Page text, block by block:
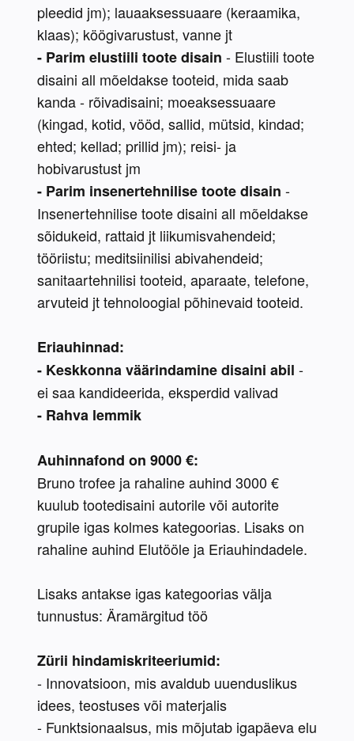
pleedid jm); lauaaksessuaare (keraamika,
klaas); köögivarustust, vanne jt
- Parim elustiili toote disain - Elustiili toote
disaini all mõeldakse tooteid, mida saab
kanda - rõivadisaini; moeaksessuaare
(kingad, kotid, vööd, sallid, mütsid, kindad;
ehted; kellad; prillid jm); reisi- ja
hobivarustust jm
- Parim insenertehnilise toote disain -
Insenertehnilise toote disaini all mõeldakse
sõidukeid, rattaid jt liikumisvahendeid;
tööriistu; meditsiinilisi abivahendeid;
sanitaartehnilisi tooteid, aparaate, telefone,
arvuteid jt tehnoloogial põhinevaid tooteid.
Eriauhinnad:
- Keskkonna väärindamine disaini abil -
ei saa kandideerida, eksperdid valivad
- Rahva lemmik
Auhinnafond on 9000 €:
Bruno trofee ja rahaline auhind 3000 €
kuulub tootedisaini autorile või autorite
grupile igas kolmes kategoorias. Lisaks on
rahaline auhind Elutööle ja Eriauhindadele.
Lisaks antakse igas kategoorias välja
tunnustus: Äramärgitud töö
Zürii hindamiskriteeriumid:
- Innovatsioon, mis avaldub uuenduslikus
idees, teostuses või materjalis
- Funktsionaalsus, mis mõjutab igapäeva elu